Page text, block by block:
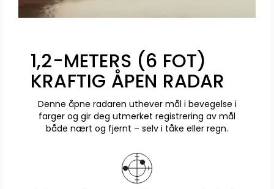
1,2-METERS (6 FOT)
KRAFTIG ÅPEN RADAR
Denne åpne radaren uthever mål i bevegelse i
farger og gir deg utmerket registrering av mål
både nært og fjernt – selv i tåke eller regn.